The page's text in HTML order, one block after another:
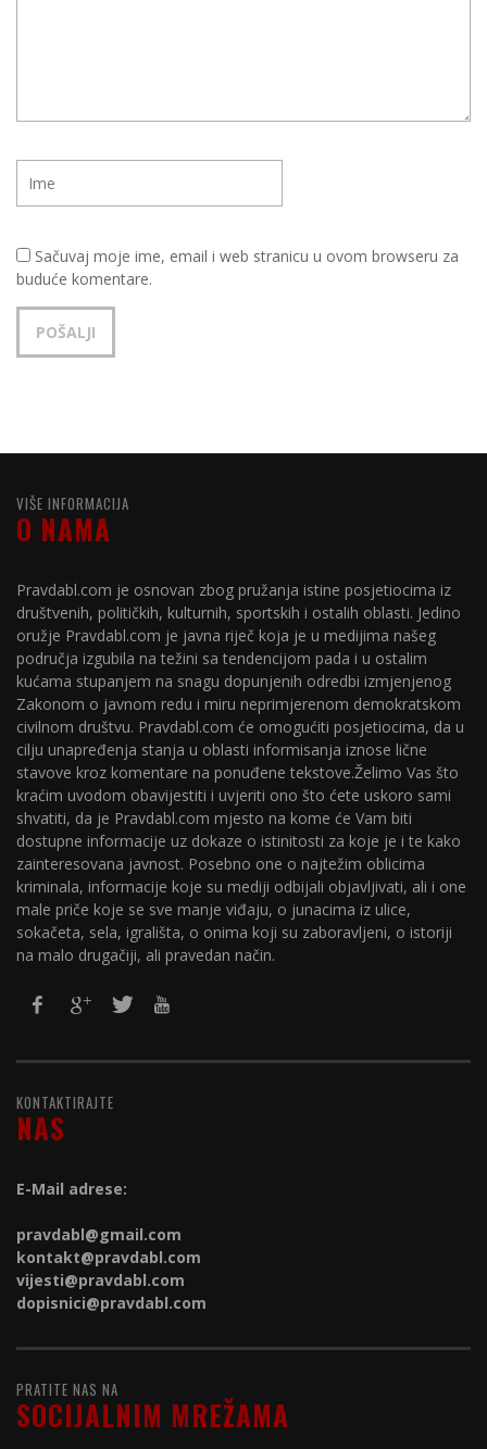
Sačuvaj moje ime, email i web stranicu u ovom browseru za
buduće komentare.
VIŠE INFORMACIJA
O NAMA
Pravdabl.com je osnovan zbog pružanja istine posjetiocima iz
društvenih, političkih, kulturnih, sportskih i ostalih oblasti. Jedino
oružje Pravdabl.com je javna riječ koja je u medijima našeg
područja izgubila na težini sa tendencijom pada i u ostalim
kućama stupanjem na snagu dopunjenih odredbi izmjenjenog
Zakonom o javnom redu i miru neprimjerenom demokratskom
civilnom društvu. Pravdabl.com će omogućiti posjetiocima, da u
cilju unapređenja stanja u oblasti informisanja iznose lične
stavove kroz komentare na ponuđene tekstove.Želimo Vas što
kraćim uvodom obavijestiti i uvjeriti ono što ćete uskoro sami
shvatiti, da je Pravdabl.com mjesto na kome će Vam biti
dostupne informacije uz dokaze o istinitosti za koje je i te kako
zainteresovana javnost. Posebno one o najtežim oblicima
kriminala, informacije koje su mediji odbijali objavljivati, ali i one
male priče koje se sve manje viđaju, o junacima iz ulice,
sokačeta, sela, igrališta, o onima koji su zaboravljeni, o istoriji
na malo drugačiji, ali pravedan način.
KONTAKTIRAJTE
NAS
E-Mail adrese:
pravdabl@gmail.com
kontakt@pravdabl.com
vijesti@pravdabl.com
dopisnici@pravdabl.com
PRATITE NAS NA
SOCIJALNIM MREŽAMA